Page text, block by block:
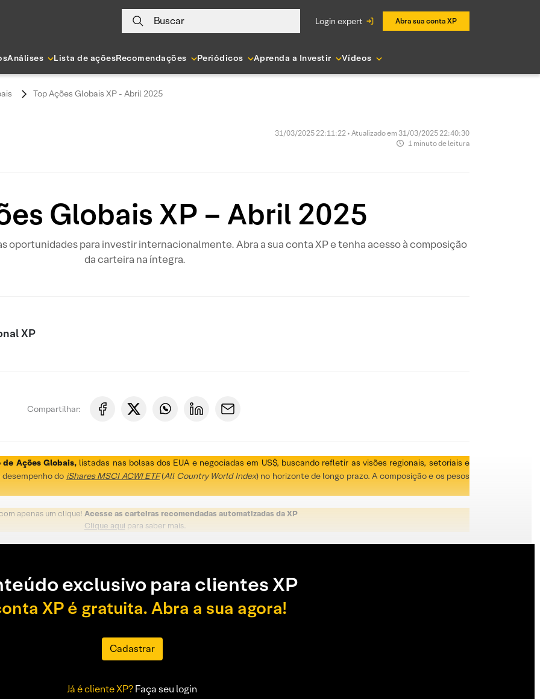
Buscar login expert Abra sua conta XP
Análises Lista de açõesRecomendações Periódicos Aprenda a Investir Vídeos
Top Ações Globais XP - Abril 2025
31/03/2025 22:11:22 • Atualizado em 31/03/2025 22:40:30
1 minuto de leitura
Globais XP – Abril 2025
oportunidades para investir internacionalmente. Abra a sua conta XP e tenha acesso à composição
da carteira na íntegra.
XP
Compartilhar:
Ações Globais, listadas nas bolsas dos EUA e negociadas em US$, buscando refletir as visões regionais, setoriais e
do iShares MSCI ACWI ETF(All Country World Index) no horizonte de longo prazo. A composição e os pesos
apenas um clique! Acesse as carteiras recomendadas automatizadas da XP
Clique aqui para saber mais.
exclusivo para clientes XP
XP é gratuita. Abra a sua agora!
Cadastrar
Já é cliente XP?Faça seu login